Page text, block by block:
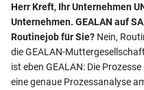
Herr Kreft, Ihr Unternehmen
Unternehmen. GEALAN auf
Routinejob für Sie? Nein,
die GEALAN-
ist eben GEALAN: Die
eine genaue Prozessanalyse